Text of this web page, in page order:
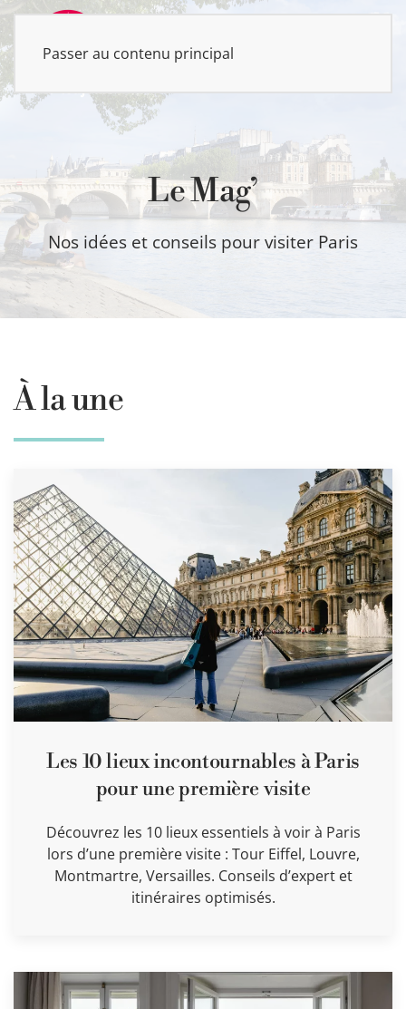
Passer au contenu principal
Le Mag’
Nos idées et conseils pour visiter Paris
À la une
Les 10 lieux incontournables à Paris
pour une première visite
Découvrez les 10 lieux essentiels à voir à Paris
lors d’une première visite : Tour Eiffel, Louvre,
Montmartre, Versailles. Conseils d’expert et
itinéraires optimisés.